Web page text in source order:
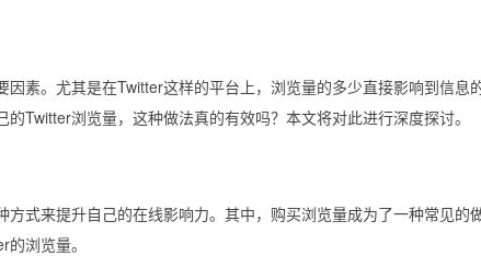
素。尤其是在Twitter这样的平台上，浏览量的多少直接影响到信息
Twitter浏览量，这种做法真的有效吗？本文将对此进行深度探讨。
式来提升自己的在线影响力。其中，购买浏览量成为了一种常见的
浏览量。